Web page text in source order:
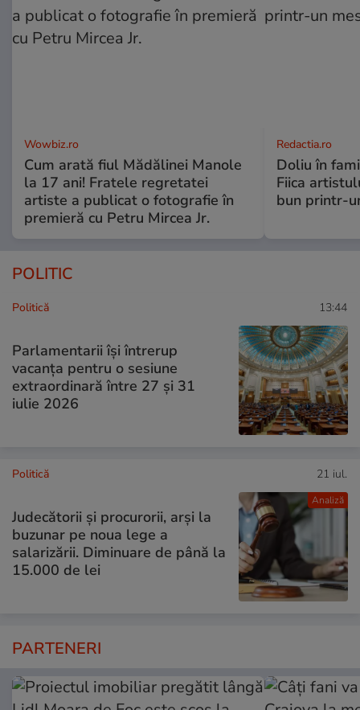
Wowbiz.ro
Cum arată fiul Mădălinei Manole
la 17 ani! Fratele regretatei
artiste a publicat o fotografie în
premieră cu Petru Mircea Jr.
Redactia.ro
Doliu în
Fiica
bun printr-
POLITIC
Politică 13:44
Parlamentarii își întrerup
vacanța pentru o sesiune
extraordinară între 27 și 31
iulie 2026
Analiză
Politică 21 iul.
Judecătorii și procurorii, arși la
buzunar pe noua lege a
salarizării. Diminuare de până la
15.000 de lei
PARTENERI